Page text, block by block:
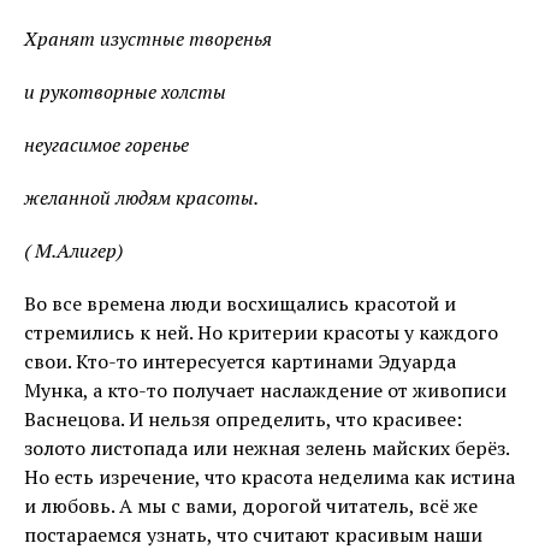
Хранят изустные творенья
и рукотворные холсты
неугасимое горенье
желанной людям красоты.
( М.Алигер)
Во все времена люди восхищались красотой и
стремились к ней. Но критерии красоты у каждого
свои. Кто-то интересуется картинами Эдуарда
Мунка, а кто-то получает наслаждение от живописи
Васнецова. И нельзя определить, что красивее:
золото листопада или нежная зелень майских берёз.
Но есть изречение, что красота неделима как истина
и любовь. А мы с вами, дорогой читатель, всё же
постараемся узнать, что считают красивым наши